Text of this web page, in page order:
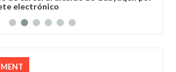
electrónico